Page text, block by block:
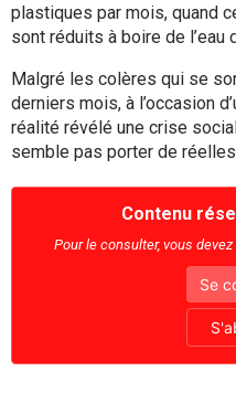
plastiques par mois, quand
sont réduits à boire de l’eau
Malgré les colères qui se
derniers mois, à l’occasion
réalité révélé une crise
semble pas porter de
Contenu
Pour le consulter, vous
Se